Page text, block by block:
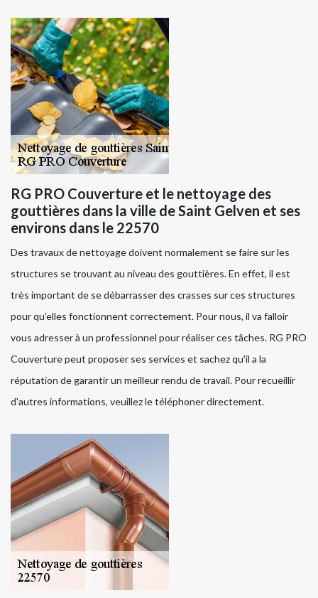
RG PRO Couverture et le nettoyage des
gouttières dans la ville de Saint Gelven et ses
environs dans le 22570
Des travaux de nettoyage doivent normalement se faire sur les
structures se trouvant au niveau des gouttières. En effet, il est
très important de se débarrasser des crasses sur ces structures
pour qu'elles fonctionnent correctement. Pour nous, il va falloir
vous adresser à un professionnel pour réaliser ces tâches. RG PRO
Couverture peut proposer ses services et sachez qu'il a la
réputation de garantir un meilleur rendu de travail. Pour recueillir
d'autres informations, veuillez le téléphoner directement.